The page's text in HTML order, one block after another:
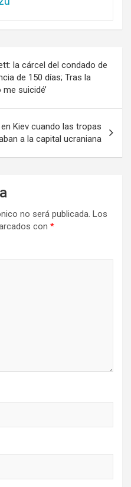
la cárcel del condado de
de 150 días; Tras la
suicidé’
Kiev cuando las tropas
a la capital ucraniana
no será publicada. Los
con *